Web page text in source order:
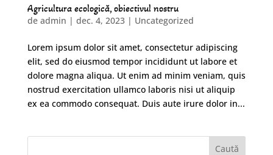
Agricultura ecologică, obiectivul nostru
de admin | dec. 4, 2023| Uncategorized
Lorem ipsum dolor sit amet, consectetur adipiscing
elit, sed do eiusmod tempor incididunt ut labore et
dolore magna aliqua. Ut enim ad minim veniam, quis
nostrud exercitation ullamco laboris nisi ut aliquip
ex ea commodo consequat. Duis aute irure dolor in...
Caută